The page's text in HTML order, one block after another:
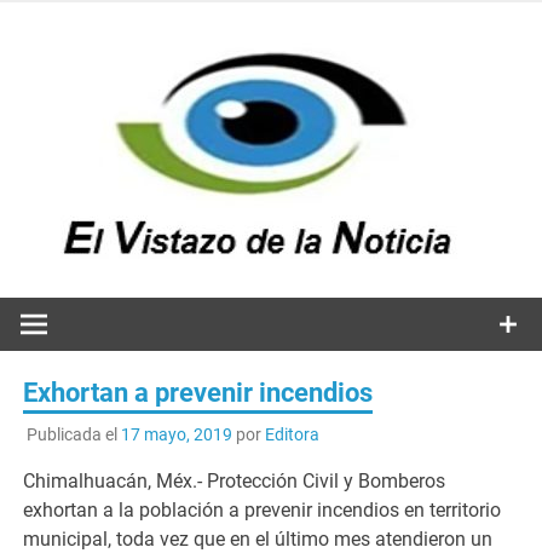
Exhortan a prevenir incendios
Publicada el 17 mayo, 2019 por Editora
Chimalhuacán, Méx.- Protección Civil y Bomberos
exhortan a la población a prevenir incendios en territorio
municipal, toda vez que en el último mes atendieron un